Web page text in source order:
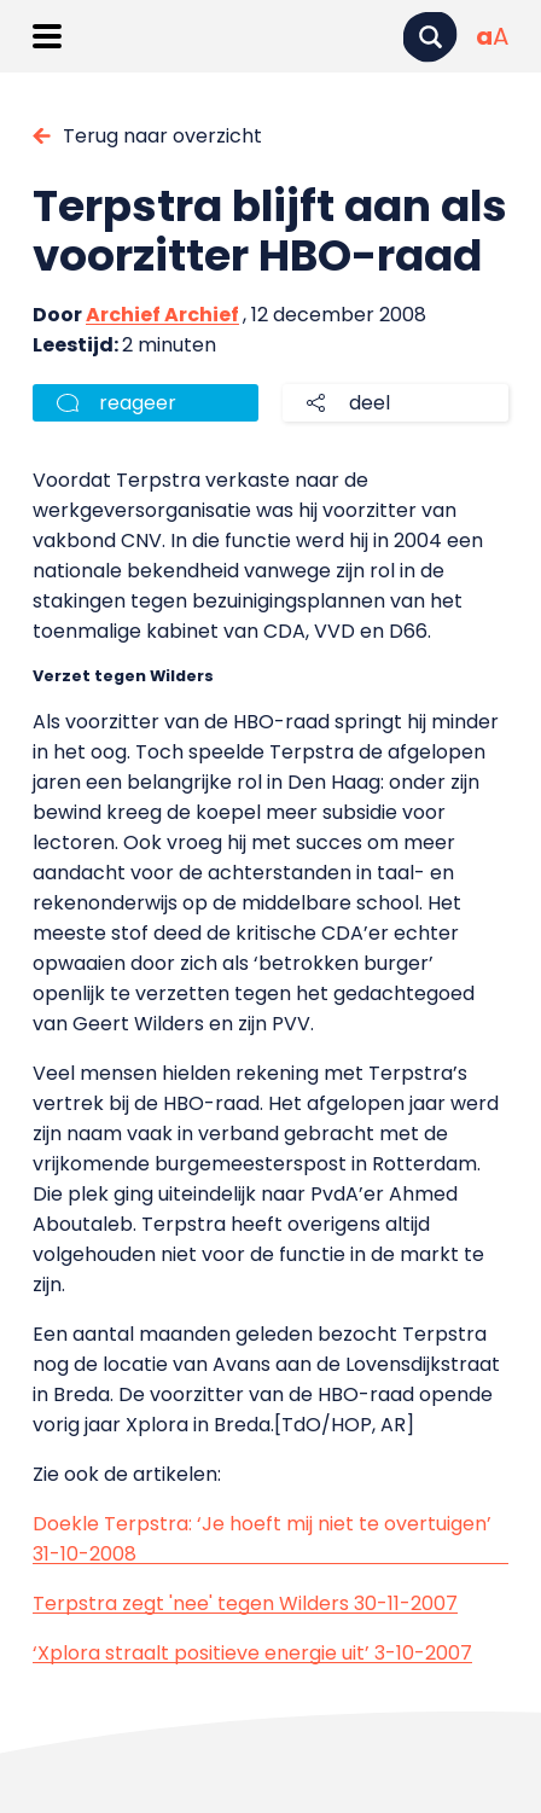
aA
Terug naar overzicht
Terpstra blijft aan als
voorzitter HBO-raad
DoorArchief Archief, 12 december 2008
Leestijd:2 minuten
reageer deel
Voordat Terpstra verkaste naar de
werkgeversorganisatie was hij voorzitter van
vakbond CNV. In die functie werd hij in 2004 een
nationale bekendheid vanwege zijn rol in de
stakingen tegen bezuinigingsplannen van het
toenmalige kabinet van CDA, VVD en D66.
Verzet tegen Wilders
Als voorzitter van de HBO-raad springt hij minder
in het oog. Toch speelde Terpstra de afgelopen
jaren een belangrijke rol in Den Haag: onder zijn
bewind kreeg de koepel meer subsidie voor
lectoren. Ook vroeg hij met succes om meer
aandacht voor de achterstanden in taal- en
rekenonderwijs op de middelbare school. Het
meeste stof deed de kritische CDA’er echter
opwaaien door zich als ‘betrokken burger’
openlijk te verzetten tegen het gedachtegoed
van Geert Wilders en zijn PVV.
Veel mensen hielden rekening met Terpstra’s
vertrek bij de HBO-raad. Het afgelopen jaar werd
zijn naam vaak in verband gebracht met de
vrijkomende burgemeesterspost in Rotterdam.
Die plek ging uiteindelijk naar PvdA’er Ahmed
Aboutaleb. Terpstra heeft overigens altijd
volgehouden niet voor de functie in de markt te
zijn.
Een aantal maanden geleden bezocht Terpstra
nog de locatie van Avans aan de Lovensdijkstraat
in Breda. De voorzitter van de HBO-raad opende
vorig jaar Xplora in Breda.[TdO/HOP, AR]
Zie ook de artikelen:
Doekle Terpstra: ‘Je hoeft mij niet te overtuigen’
31-10-2008
Terpstra zegt 'nee' tegen Wilders 30-11-2007
‘Xplora straalt positieve energie uit’ 3-10-2007